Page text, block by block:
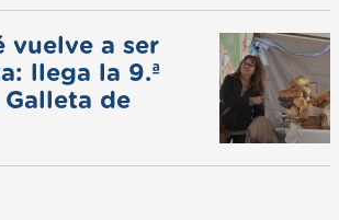
vuelve a ser
llega la 9.ª
de